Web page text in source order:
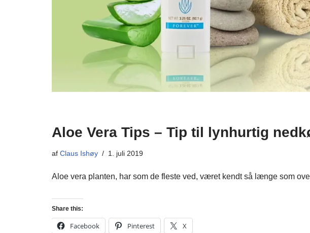
Aloe Vera Tips – Tip til lynhurtig
af Claus Ishøy 1. juli 2019
Aloe vera planten, har som de fleste ved, været kendt så længe som
Share this:
Facebook Pinterest X